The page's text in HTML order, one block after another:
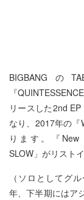
BIGBANGの
『
リースした2nd
なり、2017年の
ります。『New
SLOW」がリストイ
（ソロとしてグ
年、下半期にはア